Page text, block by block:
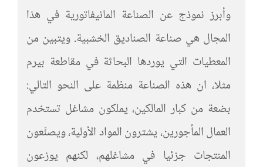
وأبرز نموذج عن الصناعة المانيفاتورية في هذا
المجال هي صناعة الصناديق الخشبية. ويتبين من
المعطيات التي يوردها البحاثة في مقاطعة بيرم
مثلا، ان هذه الصناعة منظمة على النحو التالي:
بضعة من كبار المالكين، يملكون مشاغل تستخدم
العمال المأجورين، يشترون المواد الأولية، ويصنِّعون
المنتجات جزئيا في مشاغلهم، لكنهم يوزعون